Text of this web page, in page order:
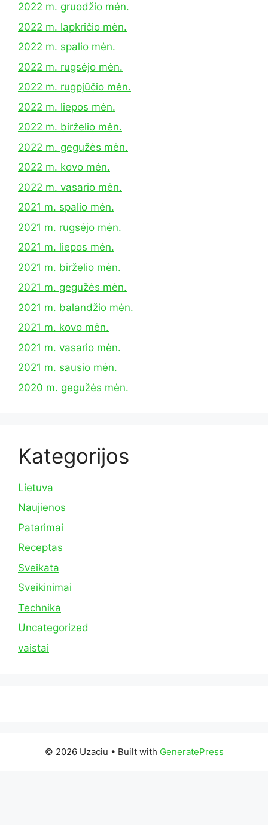
2022 m. gruodžio mėn.
2022 m. lapkričio mėn.
2022 m. spalio mėn.
2022 m. rugsėjo mėn.
2022 m. rugpjūčio mėn.
2022 m. liepos mėn.
2022 m. birželio mėn.
2022 m. gegužės mėn.
2022 m. kovo mėn.
2022 m. vasario mėn.
2021 m. spalio mėn.
2021 m. rugsėjo mėn.
2021 m. liepos mėn.
2021 m. birželio mėn.
2021 m. gegužės mėn.
2021 m. balandžio mėn.
2021 m. kovo mėn.
2021 m. vasario mėn.
2021 m. sausio mėn.
2020 m. gegužės mėn.
Kategorijos
Lietuva
Naujienos
Patarimai
Receptas
Sveikata
Sveikinimai
Technika
Uncategorized
vaistai
© 2026 Uzaciu • Built with GeneratePress